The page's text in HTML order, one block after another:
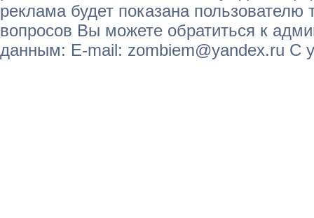
реклама будет показана пользователю
вопросов Вы можете обратиться к
данным: E-mail: zombiem@yandex.ru С